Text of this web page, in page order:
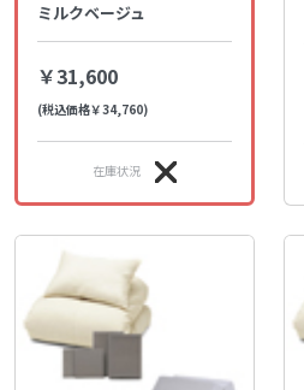
ミルクベージュ
￥31,600
(税込価格￥34,760)
在庫状況